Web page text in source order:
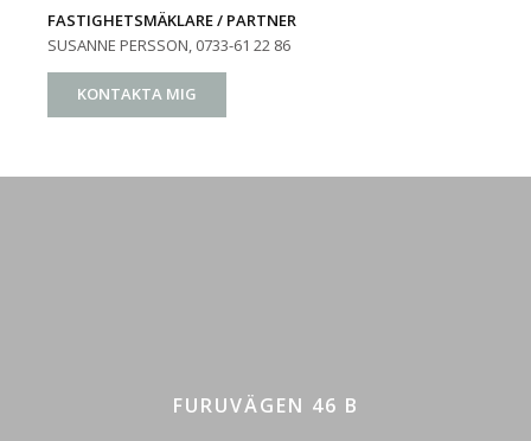
FASTIGHETSMÄKLARE / PARTNER
SUSANNE PERSSON, 0733-61 22 86
KONTAKTA MIG
FURUVÄGEN 46 B